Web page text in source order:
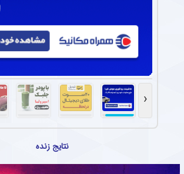
‹
نتایج زنده